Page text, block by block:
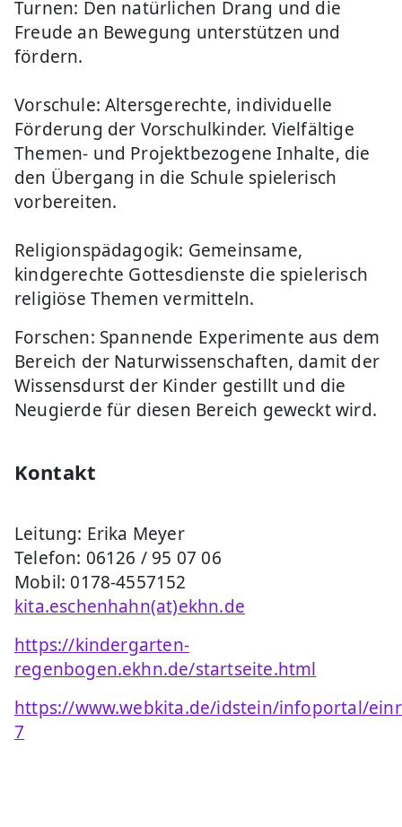
Turnen: Den natürlichen Drang und die
Freude an Bewegung unterstützen und
fördern.
Vorschule: Altersgerechte, individuelle
Förderung der Vorschulkinder. Vielfältige
Themen- und Projektbezogene Inhalte, die
den Übergang in die Schule spielerisch
vorbereiten.
Religionspädagogik: Gemeinsame,
kindgerechte Gottesdienste die spielerisch
religiöse Themen vermitteln.
Forschen: Spannende Experimente aus dem
Bereich der Naturwissenschaften, damit der
Wissensdurst der Kinder gestillt und die
Neugierde für diesen Bereich geweckt wird.
Kontakt
Leitung: Erika Meyer
Telefon: 06126 / 95 07 06
Mobil: 0178-4557152
kita.eschenhahn(at)ekhn.de
https://kindergarten-
regenbogen.ekhn.de/startseite.html
https://www.webkita.de/idstein/infoportal/
7